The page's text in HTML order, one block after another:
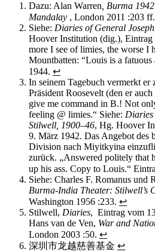
Dazu: Alan Warren , Burma
Mandalay , London 2011 :203 ff.
Siehe: Diaries of General
Hoover Institution (dig.),
more I see of limies, the worse I
Mountbatten: “Louis is a
1944. ↩
In seinem Tagebuch vermerkt er
Präsident Roosevelt (den er
give me command in B.! Not
feeling @ limies.“ Siehe: Diaries
Stilwell, 1900–46, Hg. Hoover
9. März 1942. Das Angebot des
Division nach Miyitkyina
zurück. „Answered politely that
up his ass. Copy to Louis.“
Siehe: Charles F. Romanus und
Burma-India Theater: Stilwell’s
Washington 1956 :233. ↩
Stilwell, Diaries, Eintrag vom
Hans van de Ven, War and
London 2003 :50. ↩
深圳市龙越慈善基金 ↩